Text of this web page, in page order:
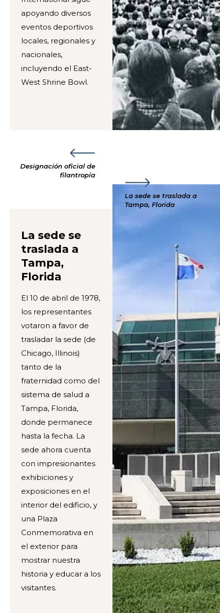
apoyando diversos
eventos deportivos
locales, regionales y
nacionales,
incluyendo el East-
West Shrine Bowl.
Designación oficial de
filantropía
La sede se traslada a
Tampa, Florida
La sede se
traslada a
Tampa,
Florida
El 10 de abril de 1978,
los representantes
votaron a favor de
trasladar la sede (de
Chicago, Illinois)
tanto de la
fraternidad como del
sistema de salud a
Tampa, Florida,
donde permanece
hasta la fecha. La
sede ahora cuenta
con impresionantes
exhibiciones y
exposiciones en el
interior del edificio, y
una Plaza
Conmemorativa en
el exterior para
mostrar nuestra
historia y educar a los
visitantes.